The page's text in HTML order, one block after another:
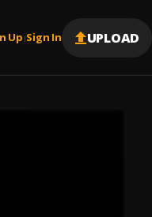
Up |Sign In UPLOAD